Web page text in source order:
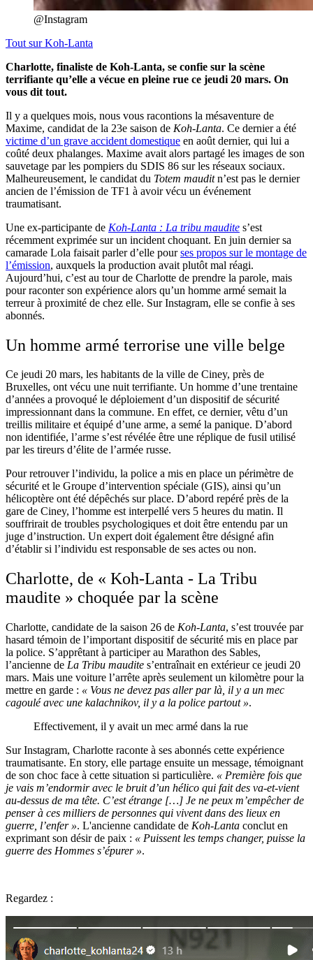
@Instagram
Tout surKoh-Lanta
Charlotte, finaliste de Koh-Lanta, se confie sur la scène
terrifiante qu’elle a vécue en pleine rue ce jeudi 20 mars. On
vous dit tout.
Il y a quelques mois, nous vous racontions la mésaventure de
Maxime, candidat de la 23e saison de Koh-Lanta. Ce dernier a été
victime d’un grave accident domestique en août dernier, qui lui a
coûté deux phalanges. Maxime avait alors partagé les images de son
sauvetage par les pompiers du SDIS 86 sur les réseaux sociaux.
Malheureusement, le candidat du Totem mauditn’est pas le dernier
ancien de l’émission de TF1 à avoir vécu un événement
traumatisant.
Une ex-participante de Koh-Lanta : La tribu maudite s’est
récemment exprimée sur un incident choquant. En juin dernier sa
camarade Lola faisait parler d’elle pourses propos sur le montage de
l’émission, auxquels la production avait plutôt mal réagi.
Aujourd’hui, c’est au tour de Charlotte de prendre la parole, mais
pour raconter son expérience alors qu’un homme armé semait la
terreur à proximité de chez elle. Sur Instagram, elle se confie à ses
abonnés.
Un homme armé terrorise une ville belge
Ce jeudi 20 mars, les habitants de la ville de Ciney, près de
Bruxelles, ont vécu une nuit terrifiante. Un homme d’une trentaine
d’années a provoqué le déploiement d’un dispositif de sécurité
impressionnant dans la commune. En effet, ce dernier, vêtu d’un
treillis militaire et équipé d’une arme, a semé la panique. D’abord
non identifiée, l’arme s’est révélée être une réplique de fusil utilisé
par les tireurs d’élite de l’armée russe.
Pour retrouver l’individu, la police a mis en place un périmètre de
sécurité et le Groupe d’intervention spéciale (GIS), ainsi qu’un
hélicoptère ont été dépêchés sur place. D’abord repéré près de la
gare de Ciney, l’homme est interpellé vers 5 heures du matin. Il
souffrirait de troubles psychologiques et doit être entendu par un
juge d’instruction. Un expert doit également être désigné afin
d’établir si l’individu est responsable de ses actes ou non.
Charlotte, de « Koh-Lanta - La Tribu
maudite » choquée par la scène
Charlotte, candidate de la saison 26 de Koh-Lanta, s’est trouvée par
hasard témoin de l’important dispositif de sécurité mis en place par
la police. S’apprêtant à participer au Marathon des Sables,
l’ancienne de La Tribu maudite s’entraînait en extérieur ce jeudi 20
mars. Mais une voiture l’arrête après seulement un kilomètre pour la
mettre en garde : « Vous ne devez pas aller par là, il y a un mec
cagoulé avec une kalachnikov, il y a la police partout ».
Effectivement, il y avait un mec armé dans la rue
Sur Instagram, Charlotte raconte à ses abonnés cette expérience
traumatisante. En story, elle partage ensuite un message, témoignant
de son choc face à cette situation si particulière. « Première fois que
je vais m’endormir avec le bruit d’un hélico qui fait des va-et-vient
au-dessus de ma tête. C’est étrange […] Je ne peux m’empêcher de
penser à ces milliers de personnes qui vivent dans des lieux en
guerre, l’enfer ». L'ancienne candidate de Koh-Lanta conclut en
exprimant son désir de paix : « Puissent les temps changer, puisse la
guerre des Hommes s’épurer ».
Regardez :